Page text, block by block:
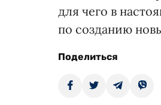
для чего в
по созданию
Поделиться